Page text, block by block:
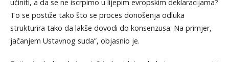
učiniti, a da se ne iscrpimo u lijepim evropskim deklaracijama?
To se postiže tako što se proces donošenja odluka
strukturira tako da lakše dovodi do konsenzusa. Na primjer,
jačanjem Ustavnog suda”, objasnio je.